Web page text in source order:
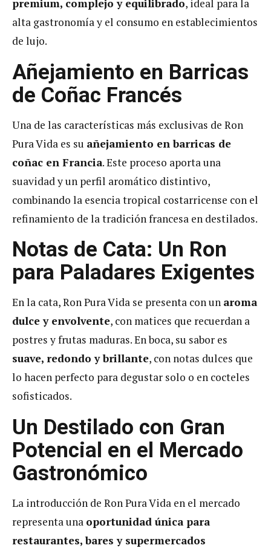
premium, complejo y equilibrado, ideal para la
alta gastronomía y el consumo en establecimientos
de lujo.
Añejamiento en Barricas
de Coñac Francés
Una de las características más exclusivas de Ron
Pura Vida es su añejamiento en barricas de
coñac en Francia. Este proceso aporta una
suavidad y un perfil aromático distintivo,
combinando la esencia tropical costarricense con el
refinamiento de la tradición francesa en destilados.
Notas de Cata: Un Ron
para Paladares Exigentes
En la cata, Ron Pura Vida se presenta con un aroma
dulce y envolvente, con matices que recuerdan a
postres y frutas maduras. En boca, su sabor es
suave, redondo y brillante, con notas dulces que
lo hacen perfecto para degustar solo o en cocteles
sofisticados.
Un Destilado con Gran
Potencial en el Mercado
Gastronómico
La introducción de Ron Pura Vida en el mercado
representa una oportunidad única para
restaurantes, bares y supermercados